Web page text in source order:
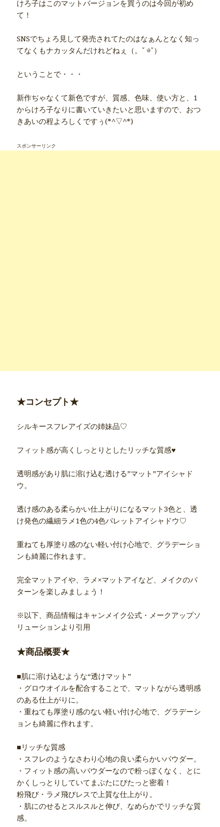
けろ子はこのマットバージョンを買うのは今回が初め
て！
SNSでちょろ見して発売されてたのはなぁんとなく知っ
てなくもナカッタんだけれどねぇ（。ˇ ⊖ˇ）
ということで・・・
新作ぢゃなくて新色ですが、質感、色味、使い方と、1
からけろ子なりに書いていきたいと思いますので、おつ
きあいの程よろしくですぅ(*^▽^*)
スポンサーリンク
★コンセプト★
シルキースフレアイズの姉妹品♡
フィット感が高くしっとりとしたリッチな質感♥
透明感があり肌に溶け込む透ける”マット”アイシャド
ウ。
透け感のある柔らかい仕上がりになるマット3色と、透
け発色の繊細ラメ1色の4色パレットアイシャドウ♡
重ねても厚塗り感のない軽い付け心地で、グラデーショ
ンも綺麗に作れます。
完全マットアイや、ラメ×マットアイなど、メイクのパ
ターンを楽しみましょう！
※以下、商品情報はキャンメイク公式・メークアップソ
リューションより引用
★商品概要★
■肌に溶け込むような“透けマット”
・グロウオイルを配合することで、マットながら透明感
のある仕上がりに。
・重ねても厚塗り感のない軽い付け心地で、グラデーシ
ョンも綺麗に作れます。
■リッチな質感
・スフレのようなさわり心地の良い柔らかいパウダー。
・フィット感の高いパウダーなので粉っぽくなく、とに
かくしっとりしていてまぶたにぴたっと密着！
粉飛び・ラメ飛びレスで上質な仕上がり。
・肌にのせるとスルスルと伸び、なめらかでリッチな質
感。